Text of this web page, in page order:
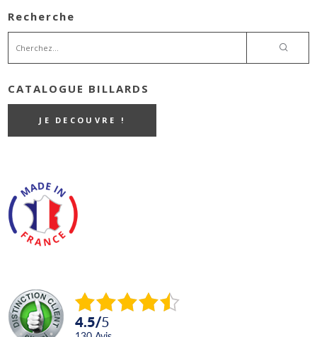
Recherche
CATALOGUE BILLARDS
JE DECOUVRE !
4.5/5